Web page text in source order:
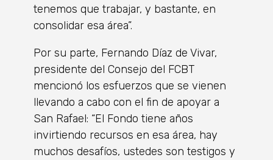
tenemos que trabajar, y bastante, en
consolidar esa área”.
Por su parte, Fernando Díaz de Vivar,
presidente del Consejo del FCBT
mencionó los esfuerzos que se vienen
llevando a cabo con el fin de apoyar a
San Rafael: “El Fondo tiene años
invirtiendo recursos en esa área, hay
muchos desafíos, ustedes son testigos y